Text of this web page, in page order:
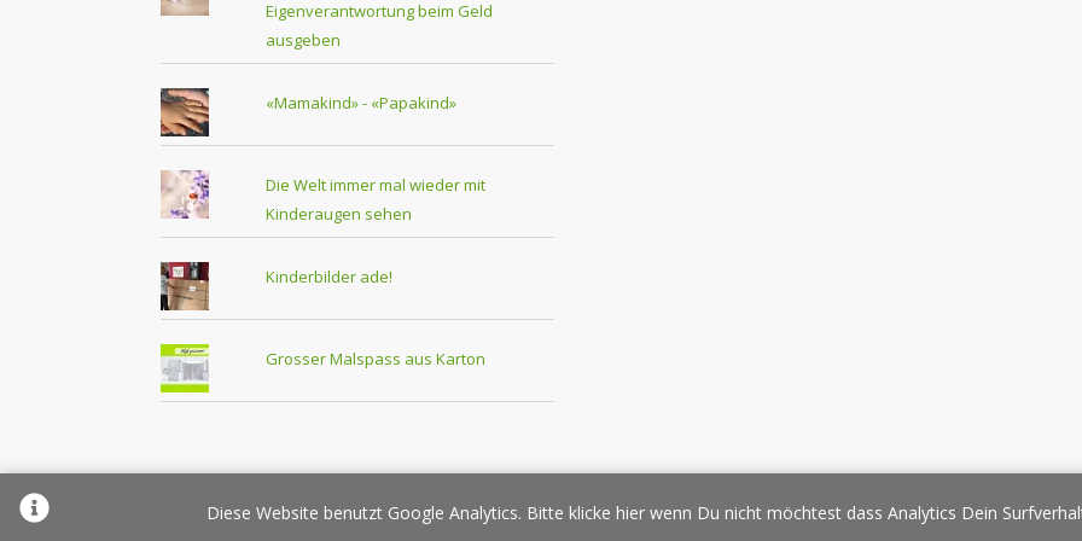
Eigenverantwortung beim Geld
ausgeben
«Mamakind» - «Papakind»
Die Welt immer mal wieder mit
Kinderaugen sehen
Kinderbilder ade!
Grosser Malspass aus Karton
Über Elternplanet Pressespiegel Werbung/Sponsoring Impressum Copyright
Diese Website benutzt Google Analytics. Bitte klicke hier wenn Du nicht möchtest dass Analytics Dein